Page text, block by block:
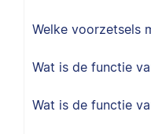
Welke voorzetsels
Wat is de functie
Wat is de functie